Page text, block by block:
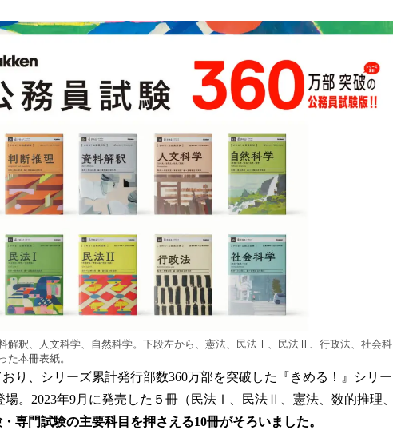
み
で
す
解釈、人文科学、自然科学。下段左から、憲法、民法Ⅰ、民法Ⅱ、行政法、社会科
た本冊表紙。
り、シリーズ累計発行部数360万部を突破した『きめる！』シリー
場。2023年9月に発売した５冊（民法Ⅰ、民法Ⅱ、憲法、数的推理、
専門試験の主要科目を押さえる10冊がそろいました。